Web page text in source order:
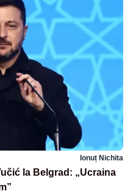
Ionuț Nichita
la Belgrad: „Ucraina